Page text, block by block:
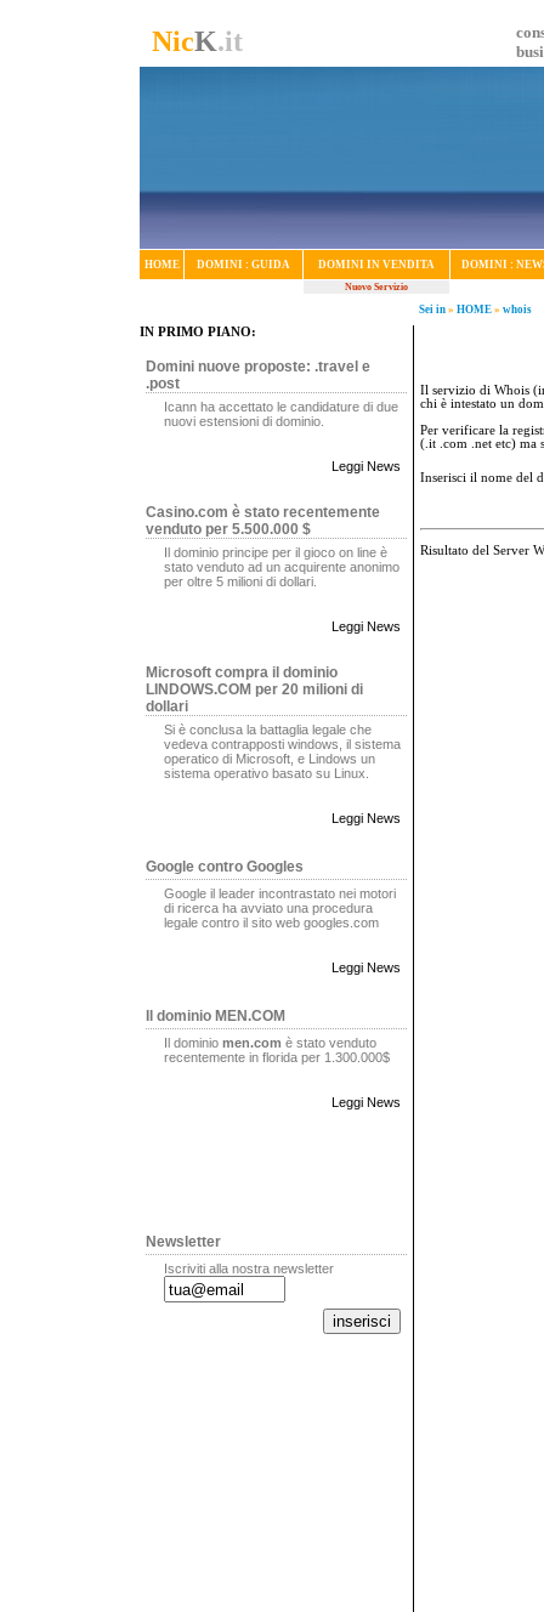
NicK.it
HOME DOMINI : GUIDA DOMINI IN VENDITA DOMINI :
Nuovo Servizio
Sei in » HOME » whois
IN PRIMO PIANO:
Domini nuove proposte: .travel e
.post
Icann ha accettato le candidature di due
nuovi estensioni di dominio.
Leggi News
Casino.com è stato recentemente
venduto per 5.500.000 $
Il dominio principe per il gioco on line è
stato venduto ad un acquirente anonimo
per oltre 5 milioni di dollari.
Leggi News
Microsoft compra il dominio
LINDOWS.COM per 20 milioni di
dollari
Si è conclusa la battaglia legale che
vedeva contrapposti windows, il sistema
operatico di Microsoft, e Lindows un
sistema operativo basato su Linux.
Leggi News
Google contro Googles
Google il leader incontrastato nei motori
di ricerca ha avviato una procedura
legale contro il sito web googles.com
Leggi News
Il dominio MEN.COM
Il dominio men.com è stato venduto
recentemente in florida per 1.300.000$
Leggi News
Newsletter
Iscriviti alla nostra newsletter
Il servizio di Whois
chi è intestato un
Per verificare la
(.it .com .net etc) ma
Inserisci il nome del
Risultato del Server